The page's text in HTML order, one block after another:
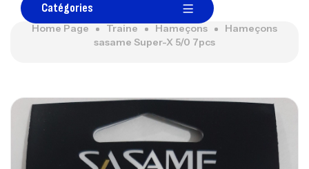
Catégories
Home Page Traine Hameçons
Hameçons
sasame Super-X 5/0 7pcs